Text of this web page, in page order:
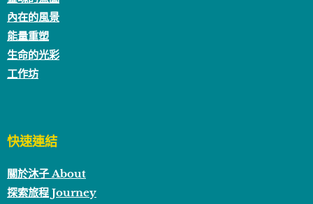
內在的風景
能量重塑
生命的光彩
工作坊
快速連結
關於沐子 About
探索旅程 Journey